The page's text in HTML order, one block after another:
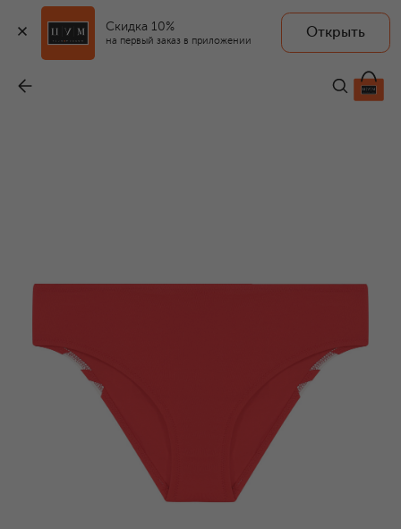
Скидка 10%
на первый заказ в приложении
Открыть